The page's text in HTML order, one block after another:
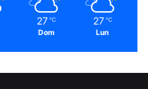
27 ℃
Dom
27 ℃
Lun